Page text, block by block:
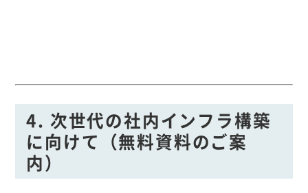
4. 次世代の社内インフラ構築
に向けて（無料資料のご案
内）